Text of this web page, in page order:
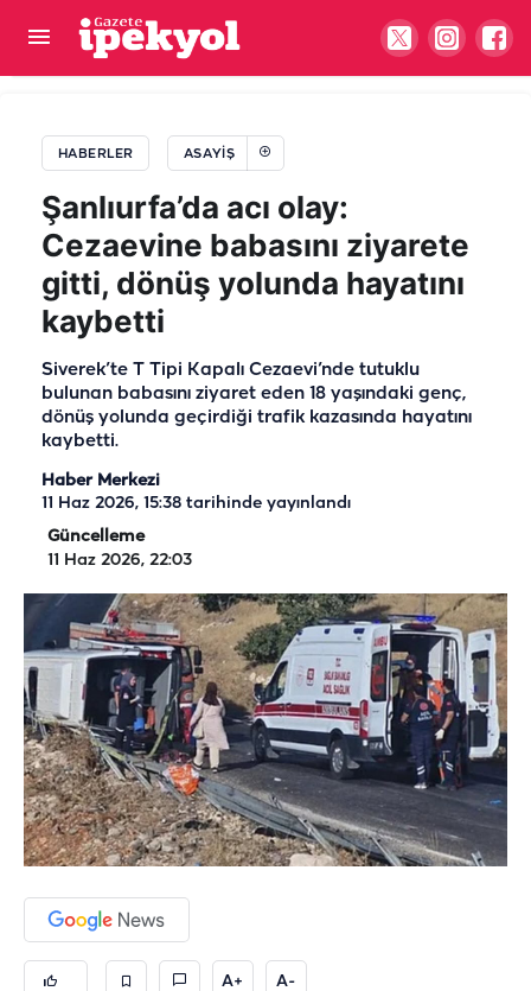
HABERLER ASAYIŞ
Şanlıurfa’da acı olay:
Cezaevine babasını ziyarete
gitti, dönüş yolunda hayatını
kaybetti
Siverek’te T Tipi Kapalı Cezaevi’nde tutuklu
bulunan babasını ziyaret eden 18 yaşındaki genç,
dönüş yolunda geçirdiği trafik kazasında hayatını
kaybetti.
Haber Merkezi
11 Haz 2026, 15:38 tarihinde yayınlandı
Güncelleme
11 Haz 2026, 22:03
A+ A-
Şanlıurfa’da zincirleme kaza! Yaralılar var